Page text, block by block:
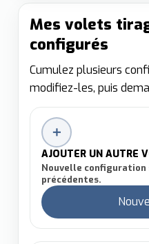
Mes volets
configurés
Cumulez plusieurs
modifiez-les, puis
＋
AJOUTER UN AUTRE
Nouvelle configuration
précédentes.